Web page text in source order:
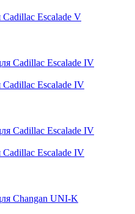
Escalade V
Escalade IV
Escalade IV